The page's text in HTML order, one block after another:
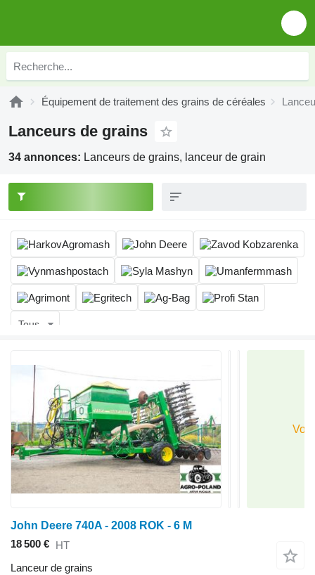
Équipement de traitement des grains de céréales
Lanceurs de grains
34 annonces: Lanceurs de grains, lanceur de grain
Tous
John Deere 740A - 2008 ROK - 6 M
18 500 € HT
Lanceur de grains